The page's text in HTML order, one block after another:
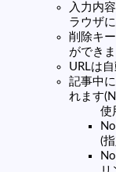
入力内
ラウザ
削除キ
ができま
URLは
記事中
れます
使
(